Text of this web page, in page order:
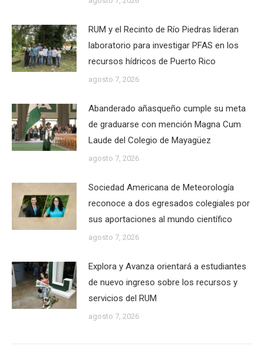
RUM y el Recinto de Río Piedras lideran
laboratorio para investigar PFAS en los
recursos hídricos de Puerto Rico
agosto 7, 2026
Abanderado añasqueño cumple su meta
de graduarse con mención Magna Cum
Laude del Colegio de Mayagüez
agosto 7, 2026
Sociedad Americana de Meteorología
reconoce a dos egresados colegiales por
sus aportaciones al mundo científico
agosto 7, 2026
Explora y Avanza orientará a estudiantes
de nuevo ingreso sobre los recursos y
servicios del RUM
agosto 7, 2026